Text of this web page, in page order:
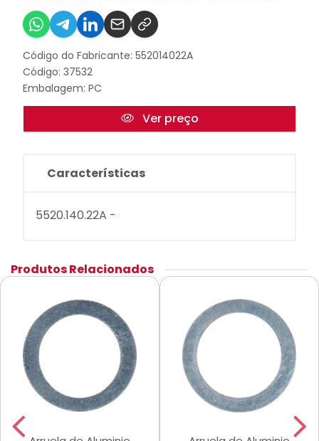
Código do Fabricante: 552014022A
Código: 37532
Embalagem: PC
Ver preço
Características
5520.140.22A -
Produtos Relacionados